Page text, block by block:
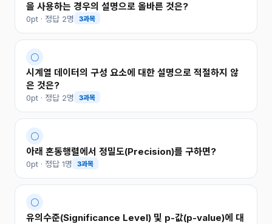
을 사용하는 경우의 설명으로 올바른 것은?
0pt · 정답 2명 3과목
○
시계열 데이터의 구성 요소에 대한 설명으로 적절하지 않
은 것은?
0pt · 정답 2명 3과목
○
아래 혼동행렬에서 정밀도(Precision)를 구하면?
0pt · 정답 1명 3과목
○
유의수준(Significance Level) 및 p-값(p-value)에 대